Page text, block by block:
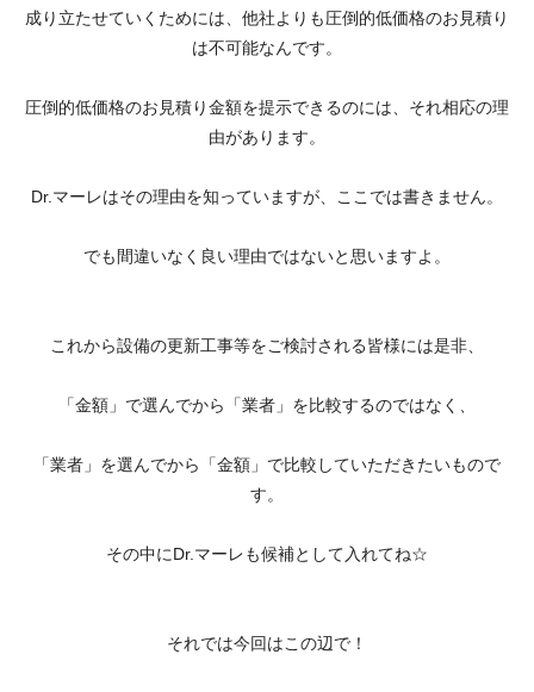
成り立たせていくためには、他社よりも圧倒的低価格のお見積り
は不可能なんです。
圧倒的低価格のお見積り金額を提示できるのには、それ相応の理
由があります。
Dr.マーレはその理由を知っていますが、ここでは書きません。
でも間違いなく良い理由ではないと思いますよ。
これから設備の更新工事等をご検討される皆様には是非、
「金額」で選んでから「業者」を比較するのではなく、
「業者」を選んでから「金額」で比較していただきたいもので
す。
その中にDr.マーレも候補として入れてね☆
それでは今回はこの辺で！